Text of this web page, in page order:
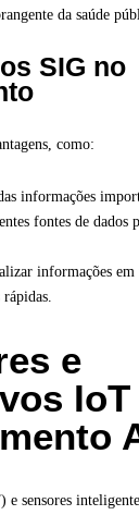
da saúde
SIG no
como:
informações
fontes de dados
informações
rápidas.
e
IoT
e sensores